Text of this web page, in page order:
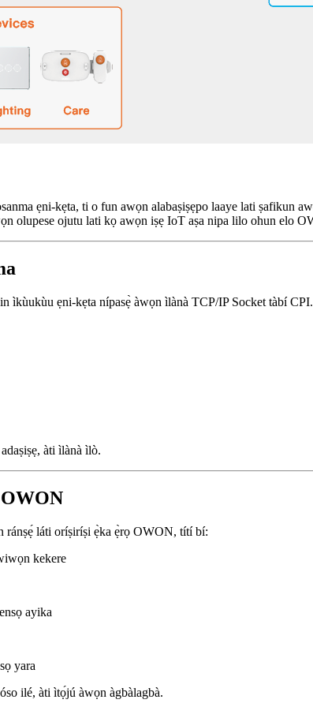
ẹni-kẹta, ti o fun awọn alabaṣiṣẹpo laaye lati ṣafikun
olupese ojutu lati kọ awọn iṣẹ IoT aṣa nipa lilo ohun elo
ẹni-kẹta nípasẹ̀ àwọn ìlànà TCP/IP Socket tàbí CPI.
àti ìlànà ìlò.
láti oríṣiríṣi ẹ̀ka ẹ̀rọ OWON, títí bí:
kekere
ayika
yara
ilé, àti ìtọ́jú àwọn àgbàlagbà.